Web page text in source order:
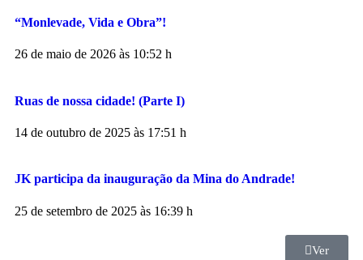
“Monlevade, Vida e Obra”!
26 de maio de 2026 às 10:52 h
Ruas de nossa cidade! (Parte I)
14 de outubro de 2025 às 17:51 h
JK participa da inauguração da Mina do Andrade!
25 de setembro de 2025 às 16:39 h
Ver